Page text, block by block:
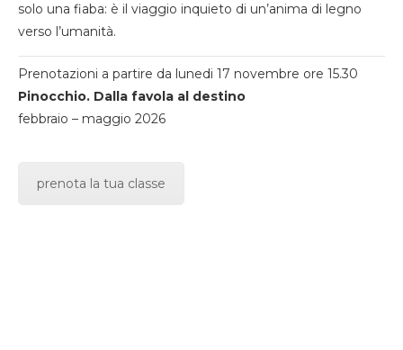
solo una fiaba: è il viaggio inquieto di un’anima di legno
verso l’umanità.
Prenotazioni a partire da lunedi 17 novembre ore 15.30
Pinocchio. Dalla favola al destino
febbraio – maggio 2026
prenota la tua classe